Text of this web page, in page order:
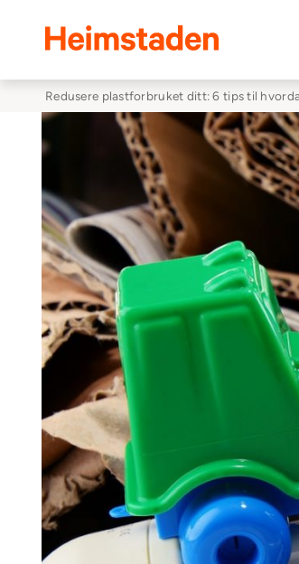
Heimstaden
Redusere plastforbruket ditt: 6 tips til